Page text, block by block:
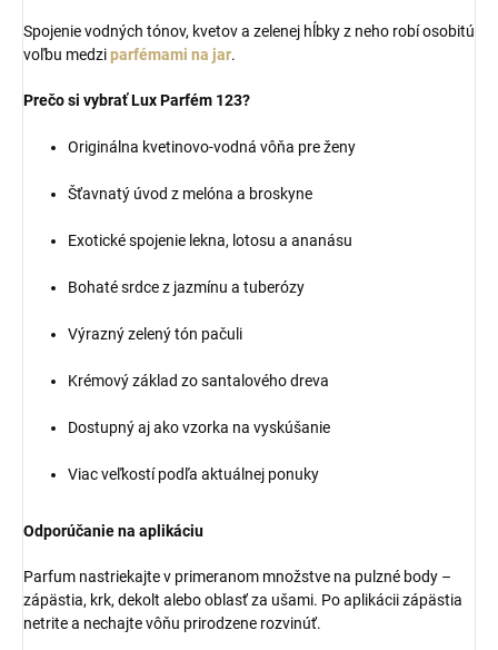
Spojenie vodných tónov, kvetov a zelenej hĺbky z neho robí osobitú
voľbu medziparfémami na jar.
Prečo si vybrať Lux Parfém 123?
Originálna kvetinovo-vodná vôňa pre ženy
Šťavnatý úvod z melóna a broskyne
Exotické spojenie lekna, lotosu a ananásu
Bohaté srdce z jazmínu a tuberózy
Výrazný zelený tón pačuli
Krémový základ zo santalového dreva
Dostupný aj ako vzorka na vyskúšanie
Viac veľkostí podľa aktuálnej ponuky
Odporúčanie na aplikáciu
Parfum nastriekajte v primeranom množstve na pulzné body –
zápästia, krk, dekolt alebo oblasť za ušami. Po aplikácii zápästia
netrite a nechajte vôňu prirodzene rozvinúť.